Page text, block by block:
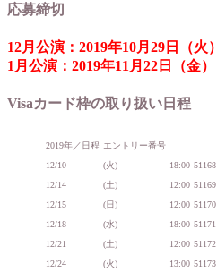
応募締切
12月公演：2019年10月29日（火）
1月公演：2019年11月22日（金）
Visaカード枠の取り扱い日程
2019年／日程 エントリー番号
12/10
(火) 18:00 51168
12/14
(土) 12:00 51169
12/15
(日) 12:00 51170
12/18
(水) 18:00 51171
12/21
(土) 12:00 51172
12/24
(火) 13:00 51173